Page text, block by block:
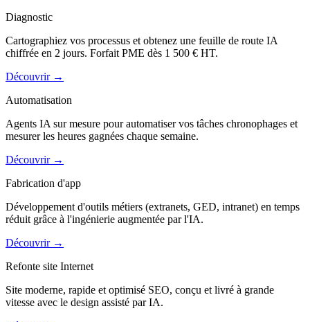
Diagnostic
Cartographiez vos processus et obtenez une feuille de route IA
chiffrée en 2 jours. Forfait PME dès 1 500 € HT.
Découvrir →
Automatisation
Agents IA sur mesure pour automatiser vos tâches chronophages et
mesurer les heures gagnées chaque semaine.
Découvrir →
Fabrication d'app
Développement d'outils métiers (extranets, GED, intranet) en temps
réduit grâce à l'ingénierie augmentée par l'IA.
Découvrir →
Refonte site Internet
Site moderne, rapide et optimisé SEO, conçu et livré à grande
vitesse avec le design assisté par IA.